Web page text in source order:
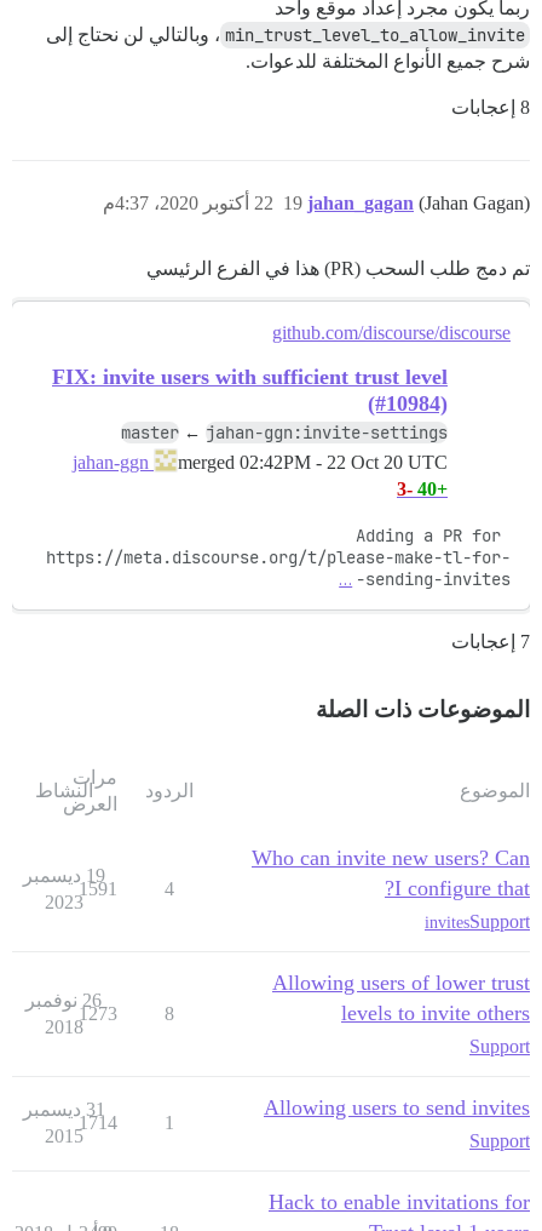
ربما يكون مجرد إعداد موقع واحد
min_trust_level_to_allow_invite ، وبالتالي لن نحتاج إلى
شرح جميع الأنواع المختلفة للدعوات.
8 إعجابات
jahan_gagan (Jahan Gagan) 22 أكتوبر 2020، 4:37م 19
تم دمج طلب السحب (PR) هذا في الفرع الرئيسي
github.com/discourse/discourse
FIX: invite users with sufficient trust level
(#10984)
master ← jahan-ggn:invite-settings
merged 02:42PM - 22 Oct 20 UTC
+40
-3
Adding a PR for
https://meta.discourse.org/t/please-make-tl-for-
sending-invites-
…
7 إعجابات
الموضوعات ذات الصلة
الموضوع الردود
مرات
العرض
النشاط
Who can invite new users? Can
I configure that?
Support
invites
4
1591
19 ديسمبر
2023
Allowing users of lower trust
levels to invite others
Support
8
1273
26 نوفمبر
2018
Allowing users to send invites
Support
1
1714
31 ديسمبر
2015
Hack to enable invitations for